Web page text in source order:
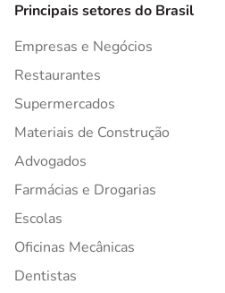
Principais setores do Brasil
Empresas e Negócios
Restaurantes
Supermercados
Materiais de Construção
Advogados
Farmácias e Drogarias
Escolas
Oficinas Mecânicas
Dentistas